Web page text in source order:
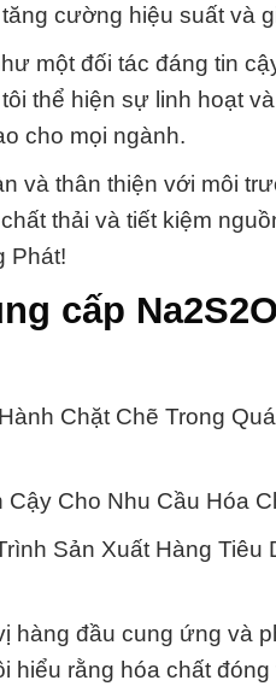
cường hiệu suất và
một đối tác đáng tin
thể hiện sự linh hoạt
cho mọi ngành.
và thân thiện với môi
thải và tiết kiệm
Phát!
cấp
Chặt Chẽ Trong
Cho Nhu Cầu Hóa
Sản Xuất Hàng Tiêu
đầu cung ứng và
hiểu rằng hóa chất